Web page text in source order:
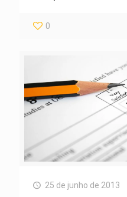
0
25 de junho de 2013